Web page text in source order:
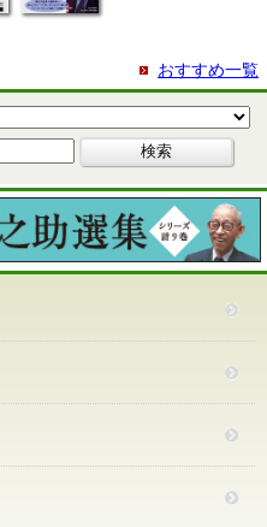
おすすめ一覧